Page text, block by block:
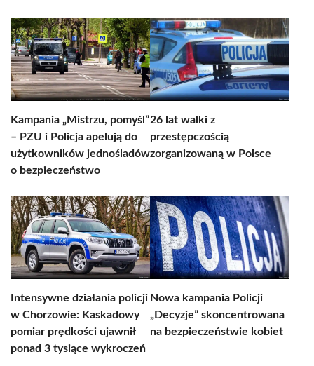
Kampania „Mistrzu, pomyśl”
– PZU i Policja apelują do
użytkowników jednośladów
o bezpieczeństwo
26 lat walki z
przestępczością
zorganizowaną w Polsce
Intensywne działania policji
w Chorzowie: Kaskadowy
pomiar prędkości ujawnił
ponad 3 tysiące wykroczeń
Nowa kampania Policji
„Decyzje” skoncentrowana
na bezpieczeństwie kobiet